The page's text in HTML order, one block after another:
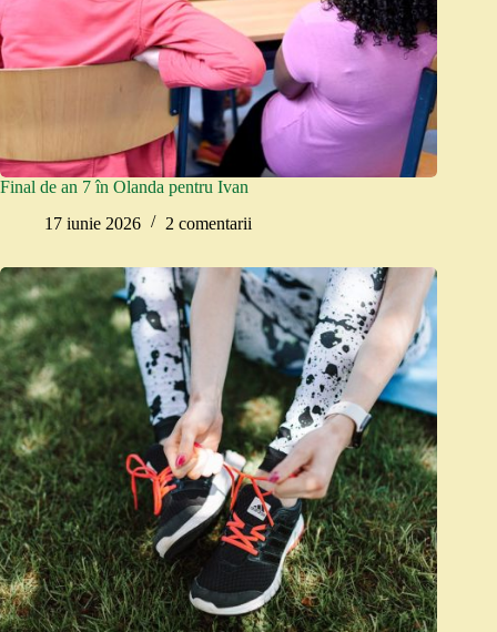
Final de an 7 în Olanda pentru Ivan
17 iunie 2026
2 comentarii